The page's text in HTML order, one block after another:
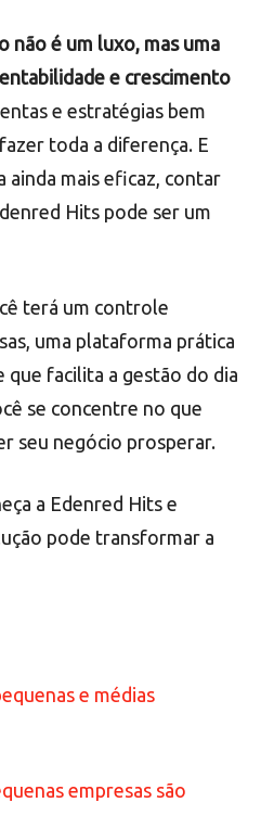
não é um luxo, mas uma
e crescimento
e estratégias bem
toda a diferença. E
ainda mais eficaz, contar
Hits pode ser um
terá um controle
uma plataforma prática
facilita a gestão do dia
se concentre no que
seu negócio prosperar.
a Edenred Hits e
pode transformar a
e médias
empresas são